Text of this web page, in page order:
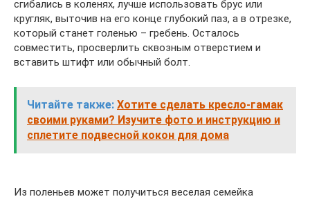
сгибались в коленях, лучше использовать брус или
кругляк, выточив на его конце глубокий паз, а в отрезке,
который станет голенью – гребень. Осталось
совместить, просверлить сквозным отверстием и
вставить штифт или обычный болт.
Читайте также: Хотите сделать кресло-гамак
своими руками? Изучите фото и инструкцию и
сплетите подвесной кокон для дома
Из поленьев может получиться веселая семейка